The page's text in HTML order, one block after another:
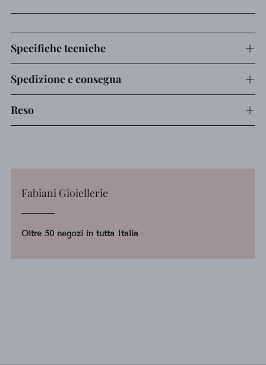
Specifiche tecniche
Spedizione e consegna
Reso
Fabiani Gioiellerie
Oltre 50 negozi in tutta Italia